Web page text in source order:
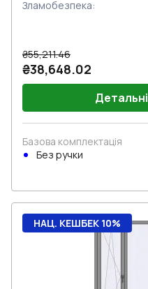
Зламобезпека:
₴55,211.46
₴38,648.02
Базова комплектація
Без ручки
НАЦ. КЕШБЕК 10%